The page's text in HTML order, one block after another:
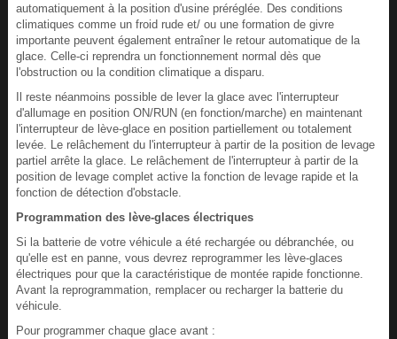
automatiquement à la position d'usine préréglée. Des conditions
climatiques comme un froid rude et/ ou une formation de givre
importante peuvent également entraîner le retour automatique de la
glace. Celle-ci reprendra un fonctionnement normal dès que
l'obstruction ou la condition climatique a disparu.
Il reste néanmoins possible de lever la glace avec l'interrupteur
d'allumage en position ON/RUN (en fonction/marche) en maintenant
l'interrupteur de lève-glace en position partiellement ou totalement
levée. Le relâchement du l'interrupteur à partir de la position de levage
partiel arrête la glace. Le relâchement de l'interrupteur à partir de la
position de levage complet active la fonction de levage rapide et la
fonction de détection d'obstacle.
Programmation des lève-glaces électriques
Si la batterie de votre véhicule a été rechargée ou débranchée, ou
qu'elle est en panne, vous devrez reprogrammer les lève-glaces
électriques pour que la caractéristique de montée rapide fonctionne.
Avant la reprogrammation, remplacer ou recharger la batterie du
véhicule.
Pour programmer chaque glace avant :